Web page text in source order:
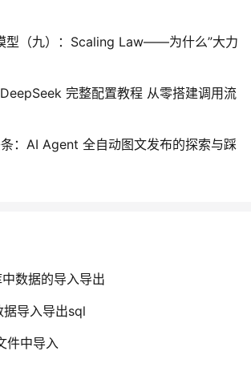
型（九）：Scaling Law——为什么”大力
完整配置教程 从零搭建调用流
：AI Agent 全自动图文发布的探索与踩
数据的导入导出
导入导出sql
件中导入